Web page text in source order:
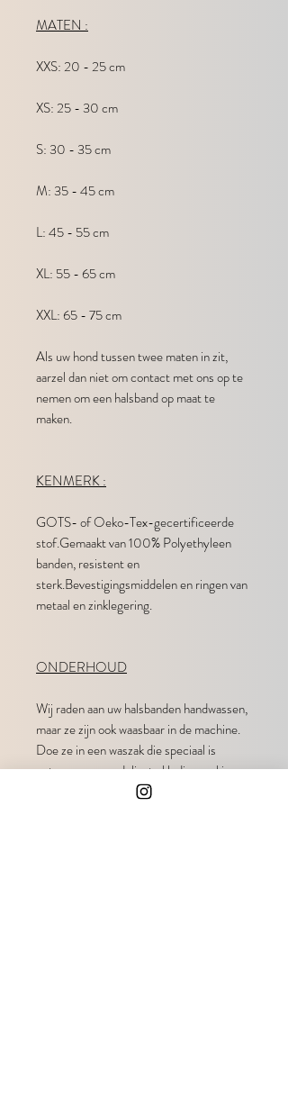
MATEN :
XXS: 20 - 25 cm
XS: 25 - 30 cm
S: 30 - 35 cm
M: 35 - 45 cm
L: 45 - 55 cm
XL: 55 - 65 cm
XXL: 65 - 75 cm
Als uw hond tussen twee maten in zit,
aarzel dan niet om contact met ons op te
nemen om een halsband op maat te
maken.
KENMERK :​
GOTS- of Oeko-Tex-gecertificeerde
stof.Gemaakt van 100% Polyethyleen
banden, resistent en
sterk.Bevestigingsmiddelen en ringen van
metaal en zinklegering.
ONDERHOUD
Wij raden aan uw halsbanden handwassen,
maar ze zijn ook waasbaar in de machine.
Doe ze in een waszak die speciaal is
ontworpen voor delicate kleding en kies
een zacht of koud programma.